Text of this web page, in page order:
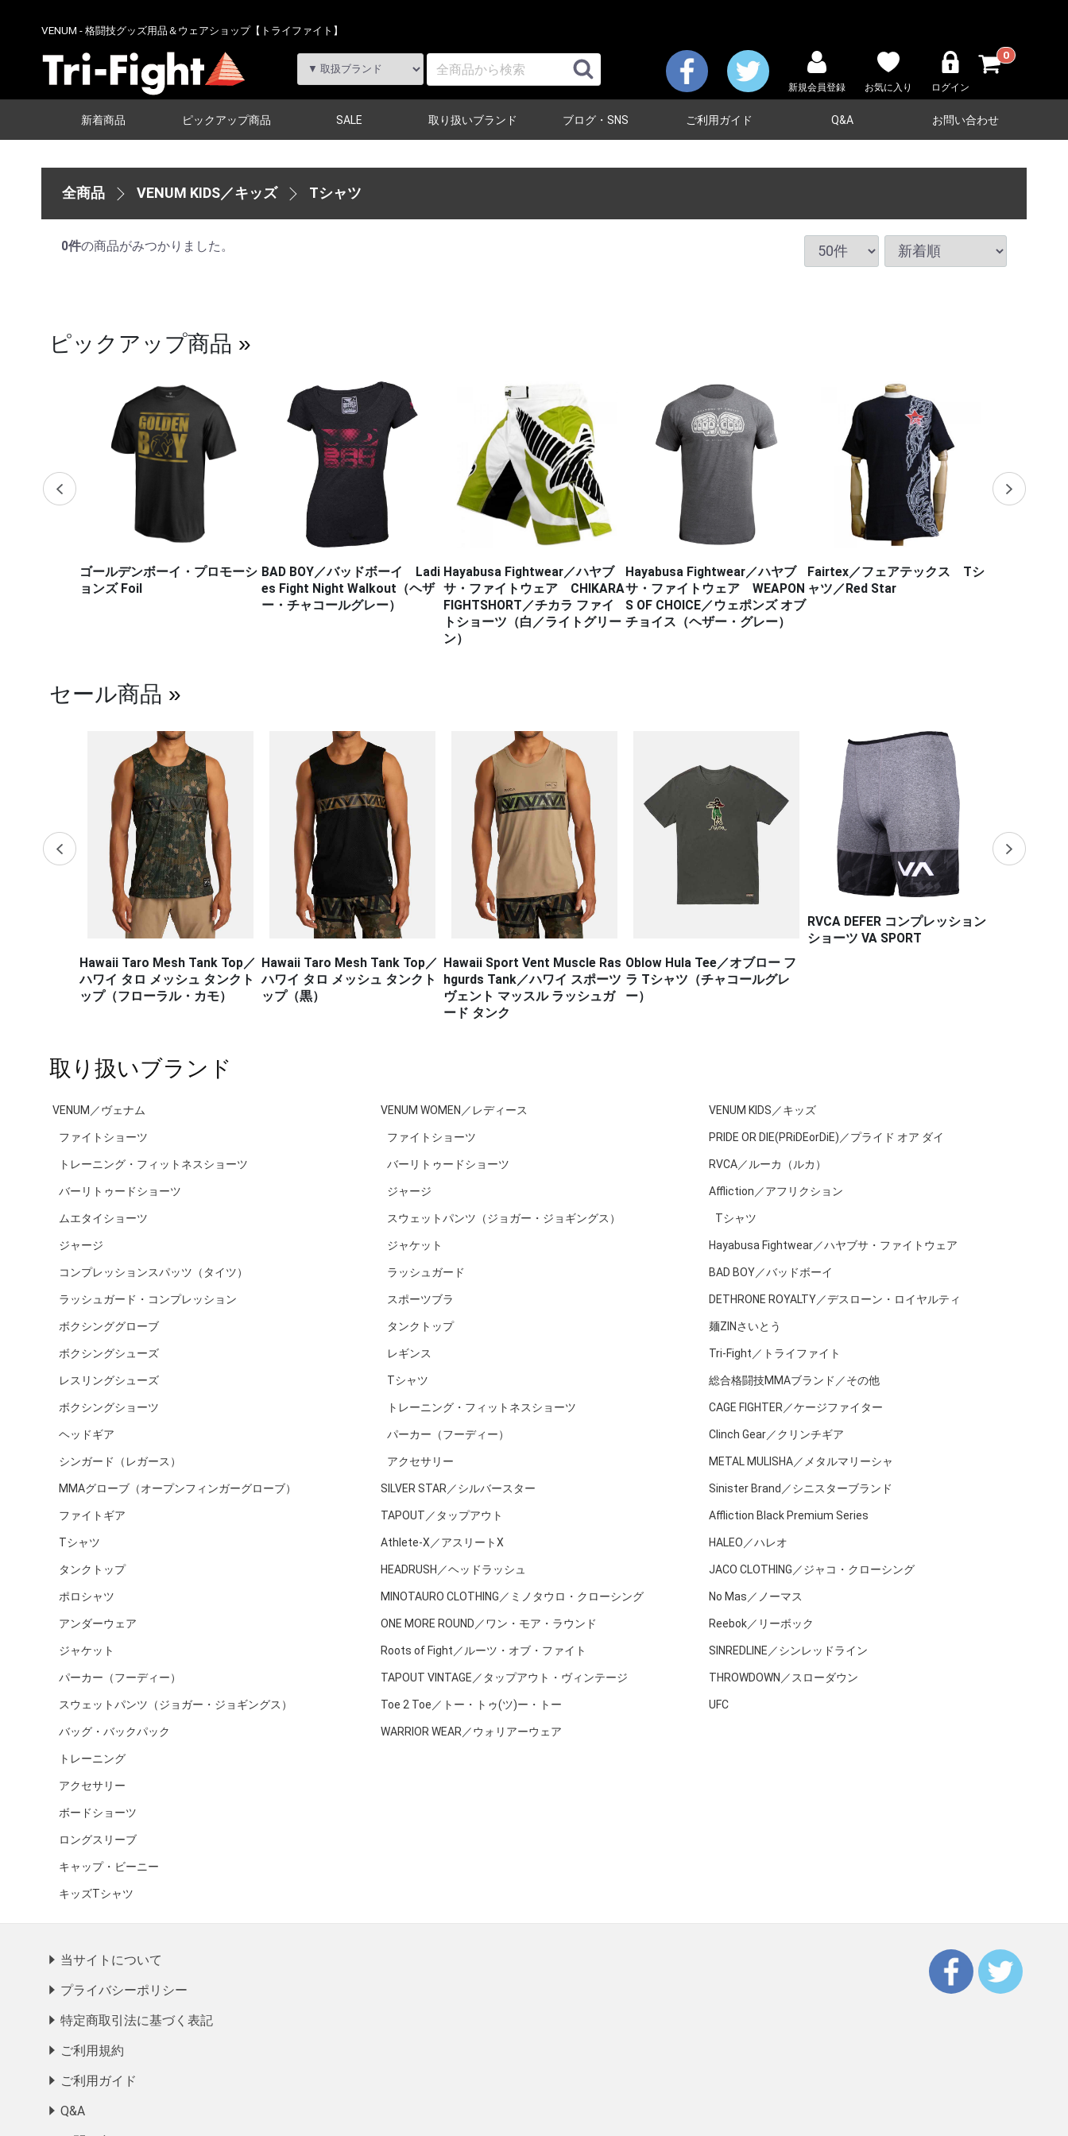
VENUM - 格闘技グッズ用品＆ウェアショップ【トライファイト】
新規会員登録 お気に入り ログイン
0
新着商品 ピックアップ商品 SALE 取り扱いブランド ブログ・SNS ご利用ガイド Q&A お問い合わせ
全商品 VENUM KIDS／キッズ Tシャツ
0件の商品がみつかりました。
ピックアップ商品 »
BAD BOY／バッドボーイ Ladi
es Fight Night Walkout（ヘザ
Hayabusa Fightwear／ハヤブ
サ・ファイトウェア CHIKARA
FIGHTSHORT／チカラ ファイ
Hayabusa Fightwear／ハヤブ
サ・ファイトウェア WEAPON
S OF CHOICE／ウェポンズ オブ
チョイス（ヘザー・グレー）
Fairtex／フェアテックス Tシ
ャツ／Red Star
HEADRUSH／ヘッドラッシュ
Headrush Underwear
セール商品 »
Hawaii Taro Mesh Tank Top／
ハワイ タロ メッシュ タンクト
ップ（黒）
Hawaii Sport Vent Muscle Ras
hgurds Tank／ハワイ スポーツ
ヴェント マッスル ラッシュガ
Oblow Hula Tee／オブロー フ
ラ Tシャツ（チャコールグレ
ー）
取り扱いブランド
VENUM／ヴェナム
ファイトショーツ
トレーニング・フィットネスショーツ
バーリトゥードショーツ
ムエタイショーツ
ジャージ
コンプレッションスパッツ（タイツ）
ラッシュガード・コンプレッション
ボクシンググローブ
ボクシングシューズ
レスリングシューズ
ボクシングショーツ
ヘッドギア
シンガード（レガース）
MMAグローブ（オープンフィンガーグローブ）
ファイトギア
Tシャツ
タンクトップ
ポロシャツ
アンダーウェア
ジャケット
パーカー（フーディー）
スウェットパンツ（ジョガー・ジョギングス）
バッグ・バックパック
トレーニング
アクセサリー
ボードショーツ
ロングスリーブ
キャップ・ビーニー
キッズTシャツ
VENUM WOMEN／レディース
ファイトショーツ
バーリトゥードショーツ
ジャージ
スウェットパンツ（ジョガー・ジョギングス）
ジャケット
ラッシュガード
スポーツブラ
タンクトップ
レギンス
Tシャツ
トレーニング・フィットネスショーツ
パーカー（フーディー）
アクセサリー
VENUM KIDS／キッズ
PRIDE OR DIE(PRiDEorDiE)／プライド オア ダイ
RVCA／ルーカ（ルカ）
Affliction／アフリクション
Tシャツ
Hayabusa Fightwear／ハヤブサ・ファイトウェア
BAD BOY／バッドボーイ
DETHRONE ROYALTY／デスローン・ロイヤルティ
麺ZINさいとう
Tri-Fight／トライファイト
総合格闘技MMAブランド／その他
CAGE FIGHTER／ケージファイター
Clinch Gear／クリンチギア
METAL MULISHA／メタルマリーシャ
SILVER STAR／シルバースター Sinister Brand／シニスターブランド
TAPOUT／タップアウト Affliction Black Premium Series
Athlete-X／アスリートX HALEO／ハレオ
HEADRUSH／ヘッドラッシュ JACO CLOTHING／ジャコ・クローシング
MINOTAURO CLOTHING／ミノタウロ・クローシング No Mas／ノーマス
ONE MORE ROUND／ワン・モア・ラウンド Reebok／リーボック
Roots of Fight／ルーツ・オブ・ファイト SINREDLINE／シンレッドライン
TAPOUT VINTAGE／タップアウト・ヴィンテージ THROWDOWN／スローダウン
Toe 2 Toe／トー・トゥ(ツ)ー・トー UFC
WARRIOR WEAR／ウォリアーウェア
当サイトについて
プライバシーポリシー
特定商取引法に基づく表記
ご利用規約
ご利用ガイド
Q&A